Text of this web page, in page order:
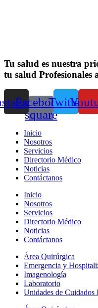
Tu salud es nuestra
tu salud Profesionales
Facebook-
square
Twitter
Inicio
Nosotros
Servicios
Directorio Médico
Noticias
Contáctanos
Inicio
Nosotros
Servicios
Directorio Médico
Noticias
Contáctanos
Área Quirúrgica
Emergencia y
Imagenología
Laboratorio
Unidades de Cuidados